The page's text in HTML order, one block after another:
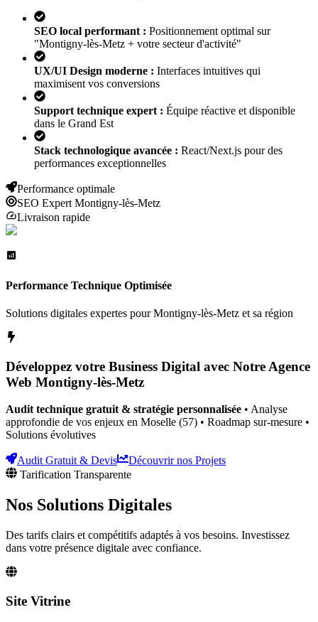
SEO local performant : Positionnement optimal sur
"Montigny-lès-Metz + votre secteur d'activité"
UX/UI Design moderne : Interfaces intuitives qui
maximisent vos conversions
Support technique expert : Équipe réactive et disponible
dans le Grand Est
Stack technologique avancée : React/Next.js pour des
performances exceptionnelles
Performance optimale
SEO Expert Montigny-lès-Metz
Livraison rapide
Performance Technique Optimisée
Solutions digitales expertes pourMontigny-lès-Metz et sa région
Développez votre Business Digital avec Notre Agence
Web Montigny-lès-Metz
Audit technique gratuit & stratégie personnalisée • Analyse
approfondie de vos enjeux en Moselle (57) • Roadmap sur-mesure •
Solutions évolutives
Audit Gratuit & Devis
Découvrir nos Projets
Tarification Transparente
Nos Solutions Digitales
Des tarifs clairs et compétitifs adaptés à vos besoins. Investissez
dans votre présence digitale avec confiance.
Site Vitrine